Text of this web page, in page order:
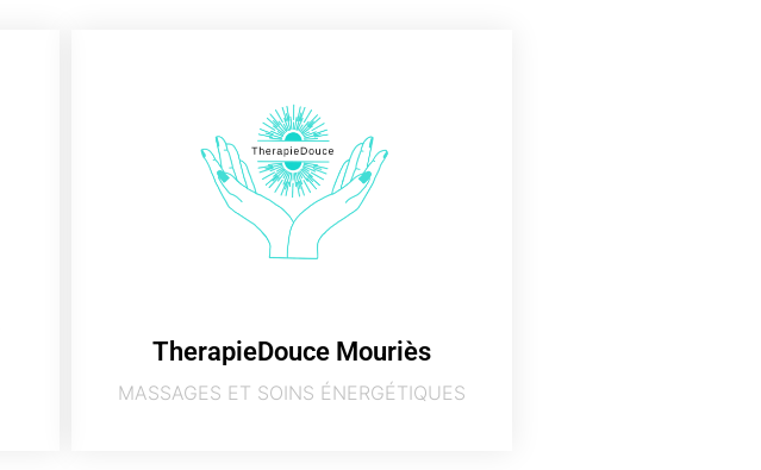
TherapieDouce Mouriès
MASSAGES ET SOINS ÉNERGÉTIQUES